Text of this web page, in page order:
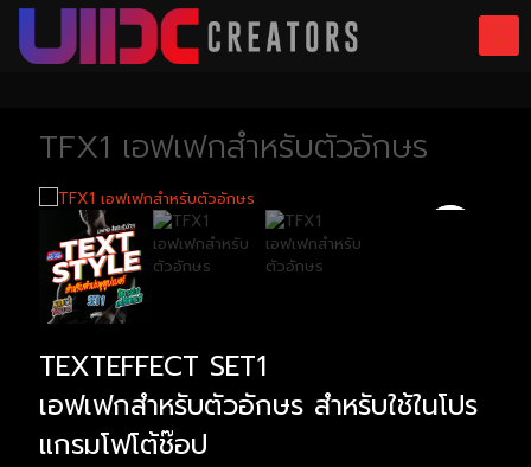
TFX1 เอฟเฟกสำหรับตัวอักษร
TEXTEFFECT SET1
เอฟเฟกสำหรับตัวอักษร สำหรับใช้ในโปร
แกรมโฟโต้ช๊อป